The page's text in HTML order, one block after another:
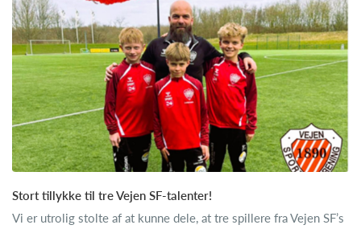
Stort tillykke til tre Vejen SF-talenter!
Vi er utrolig stolte af at kunne dele, at tre spillere fra Vejen SF’s